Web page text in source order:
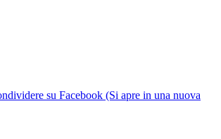
su Facebook (Si apre in una nuova